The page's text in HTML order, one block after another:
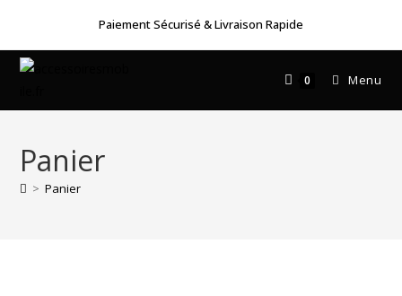
Paiement Sécurisé & Livraison Rapide
0 Menu
Panier
> Panier